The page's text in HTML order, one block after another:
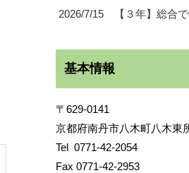
2026/7/15 【３年】総合で
基本情報
〒629-0141
京都府南丹市八木町八木東
Tel 0771-42-2054
Fax 0771-42-2953